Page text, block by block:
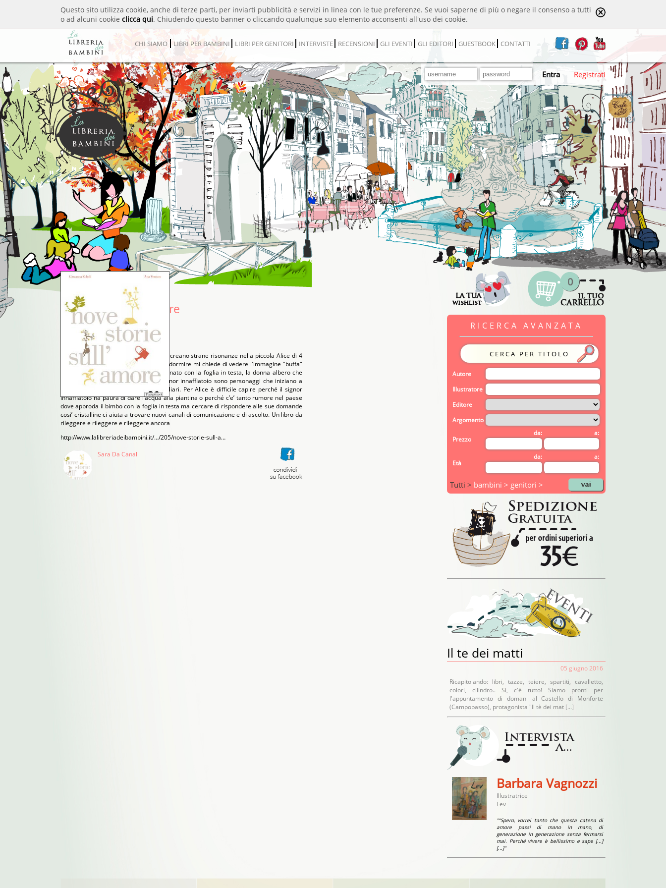
Questo sito utilizza cookie, anche di terze parti, per inviarti pubblicità e servizi in linea con le tue preferenze. Se vuoi saperne di più o negare il consenso a tutti
o ad alcuni cookie clicca qui. Chiudendo questo banner o cliccando qualunque suo elemento acconsenti all'uso dei cookie.
CHI SIAMO LIBRI PER BAMBINI LIBRI PER GENITORI INTERVISTE RECENSIONI GLI EVENTI GLI EDITORI GUESTBOOK CONTATTI
Entra Registrati
0
RICERCA AVANZATA
Autore
Illustratore
Editore
Argomento
Prezzo
da: a:
Età
da: a:
Tutti > bambini > genitori >
Il te dei matti
05 giugno 2016
Ricapitolando: libri, tazze, teiere, spartiti, cavalletto,
colori, cilindro.. Sì, c'è tutto! Siamo pronti per
l'appuntamento di domani al Castello di Monforte
(Campobasso), protagonista "Il tè dei mat [...]
Barbara Vagnozzi
Illustratrice
Lev
"“Spero, vorrei tanto che questa catena di
amore passi di mano in mano, di
generazione in generazione senza fermarsi
mai. Perché vivere è bellissimo e sape [...]
[...]"
Nove storie sull'amore
Recensione di
Sara Da Canal
Storie toccanti per grandi bambini che creano strane risonanze nella piccola Alice di 4
anni che, ogni sera, prima di andare a dormire mi chiede di vedere l'immagine "buffa"
della storia che leggerà domani. Il neonato con la foglia in testa, la donna albero che
ospita la primavera e l’integerrimo signor innaffiatoio sono personaggi che iniziano a
popolare i nostri surreali discorsi familiari. Per Alice è difficile capire perché il signor
innaffiatoio ha paura di dare l’acqua alla piantina o perché c’e’ tanto rumore nel paese
dove approda il bimbo con la foglia in testa ma cercare di rispondere alle sue domande
cosi’ cristalline ci aiuta a trovare nuovi canali di comunicazione e di ascolto. Un libro da
rileggere e rileggere e rileggere ancora
http://www.lalibreriadeibambini.it/…/205/nove-storie-sull-a…
Sara Da Canal